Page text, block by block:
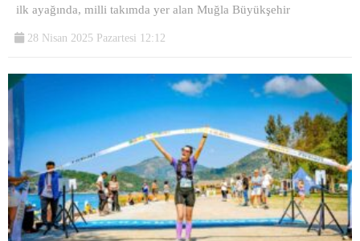
ilk ayağında, milli takımda yer alan Muğla Büyükşehir
28 Nisan 2025 Pazartesi 12:12